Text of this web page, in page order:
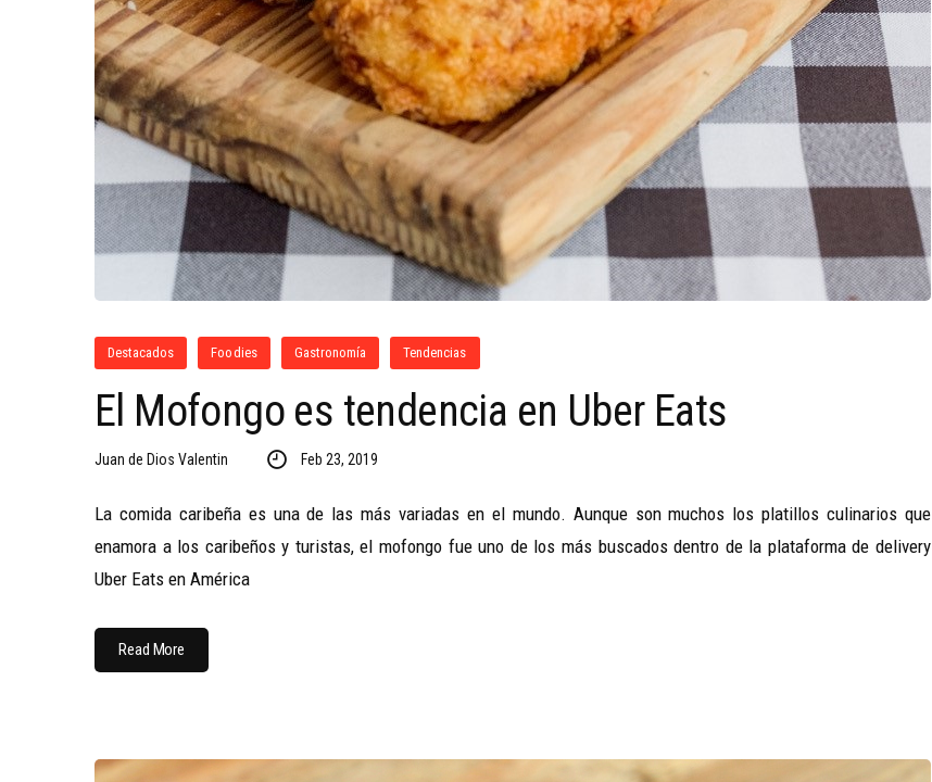
Destacados Foodies Gastronomía Tendencias
El Mofongo es tendencia en Uber Eats
Juan de Dios Valentin Feb 23, 2019
La comida caribeña es una de las más variadas en el mundo. Aunque son muchos los platillos culinarios que
enamora a los caribeños y turistas, el mofongo fue uno de los más buscados dentro de la plataforma de delivery
Uber Eats en América
Read More